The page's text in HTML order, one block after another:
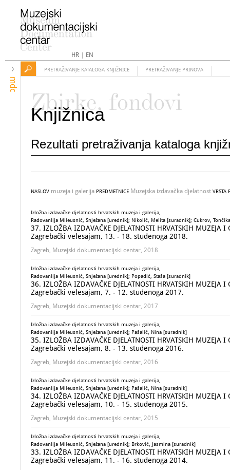
HR| EN
mdc
PRETRAŽIVANJE KATALOGA KNJIŽNICE PRETRAŽIVANJE PRINOVA
Zbirke, fondovi
Knjižnica
Rezultati pretraživanja kataloga
NASLOV muzeja i galerija PREDMETNICE Muzejska izdavačka djelatnost VRSTA
Izložba izdavačke djelatnosti hrvatskih muzeja i galerija,
Radovanlija Mileusnić, Snježana [urednik]; Nikolić, Melita [suradnik]; Cukrov,
37. IZLOŽBA IZDAVAČKE DJELATNOSTI HRVATSKIH
Zagrebački velesajam, 13. - 18. studenoga 2018.
Zagreb, Muzejski dokumentacijski centar, 2018
Izložba izdavačke djelatnosti hrvatskih muzeja i galerija,
Radovanlija Mileusnić, Snježana [urednik]; Popadić, Staša [suradnik]
36. IZLOŽBA IZDAVAČKE DJELATNOSTI HRVATSKIH
Zagrebački velesajam, 7. - 12. studenoga 2017.
Zagreb, Muzejski dokumentacijski centar, 2017
Izložba izdavačke djelatnosti hrvatskih muzeja i galerija,
Radovanlija Mileusnić, Snježana [urednik]; Pašalić, Nina [suradnik]
35. IZLOŽBA IZDAVAČKE DJELATNOSTI HRVATSKIH
Zagrebački velesajam, 8. - 13. studenoga 2016.
Zagreb, Muzejski dokumentacijski centar, 2016
Izložba izdavačke djelatnosti hrvatskih muzeja i galerija,
Radovanlija Mileusnić, Snježana [urednik]; Pašalić, Nina [suradnik]
34. IZLOŽBA IZDAVAČKE DJELATNOSTI HRVATSKIH
Zagrebački velesajam, 10. - 15. studenoga 2015.
Zagreb, Muzejski dokumentacijski centar, 2015
Izložba izdavačke djelatnosti hrvatskih muzeja i galerija,
Radovanlija Mileusnić, Snježana [urednik]; Brković, Jasmina [suradnik]
33. IZLOŽBA IZDAVAČKE DJELATNOSTI HRVATSKIH
Zagrebački velesajam, 11. - 16. studenoga 2014.